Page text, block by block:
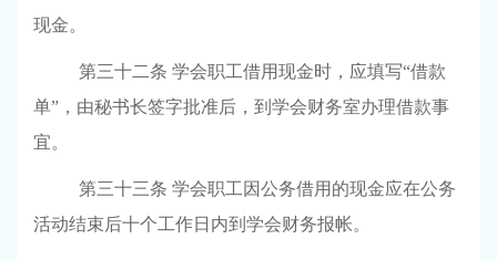
现金。
第三十二条 学会职工借用现金时，应填写“借款
单”，由秘书长签字批准后，到学会财务室办理借款事
宜。
第三十三条 学会职工因公务借用的现金应在公务
活动结束后十个工作日内到学会财务报帐。